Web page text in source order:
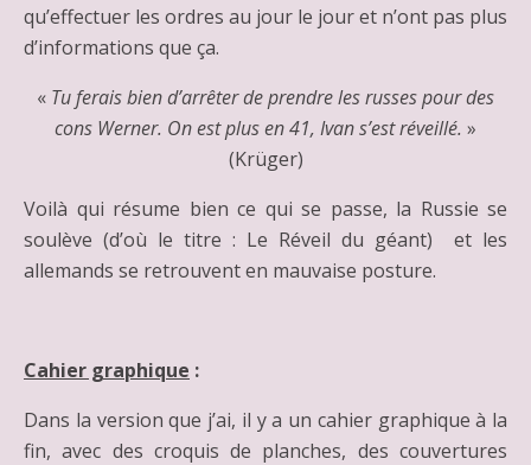
qu’effectuer les ordres au jour le jour et n’ont pas plus
d’informations que ça.
« Tu ferais bien d’arrêter de prendre les russes pour des
cons Werner. On est plus en 41, Ivan s’est réveillé. »
(Krüger)
Voilà qui résume bien ce qui se passe, la Russie se
soulève (d’où le titre : Le Réveil du géant) et les
allemands se retrouvent en mauvaise posture.
Cahier graphique :
Dans la version que j’ai, il y a un cahier graphique à la
fin, avec des croquis de planches, des couvertures